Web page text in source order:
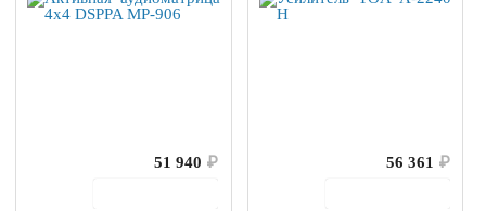
51 940 ₽
56 361 ₽